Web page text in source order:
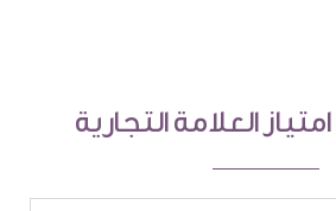
العلامة التجارية